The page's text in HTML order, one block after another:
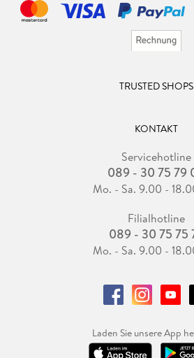
TRUSTED SHOPS
KONTAKT
Servicehotline
089 - 30 75 79
Mo. - Sa. 9.00 -
Filialhotline
089 - 30 75 75
Mo. - Sa. 9.00 -
Laden Sie unsere App